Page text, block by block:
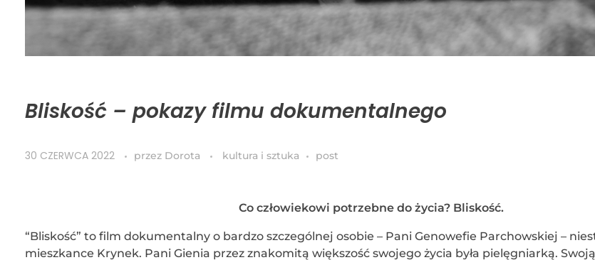
Bliskość – pokazy filmu dokumentalnego
30 CZERWCA 2022 przez Dorota kultura i sztuka post
Co człowiekowi potrzebne do życia? Bliskość.
“Bliskość” to film dokumentalny o bardzo szczególnej osobie – Pani Genowefie Parchowskiej –
mieszkance Krynek. Pani Gienia przez znakomitą większość swojego życia była pielęgniarką. Swoją